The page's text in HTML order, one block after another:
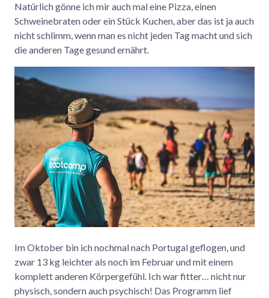
Natürlich gönne ich mir auch mal eine Pizza, einen
Schweinebraten oder ein Stück Kuchen, aber das ist ja auch
nicht schlimm, wenn man es nicht jeden Tag macht und sich
die anderen Tage gesund ernährt.
Im Oktober bin ich nochmal nach Portugal geflogen, und
zwar 13 kg leichter als noch im Februar und mit einem
komplett anderen Körpergefühl. Ich war fitter… nicht nur
physisch, sondern auch psychisch! Das Programm lief